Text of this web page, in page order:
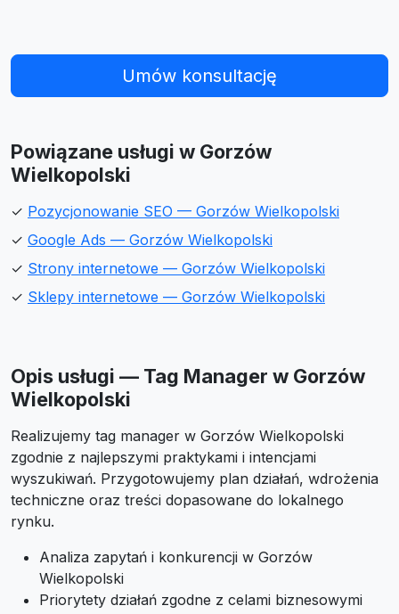
Umów konsultację
Powiązane usługi w Gorzów
Wielkopolski
✓ Pozycjonowanie SEO — Gorzów Wielkopolski
✓ Google Ads — Gorzów Wielkopolski
✓ Strony internetowe — Gorzów Wielkopolski
✓ Sklepy internetowe — Gorzów Wielkopolski
Opis usługi — Tag Manager w Gorzów
Wielkopolski
Realizujemy tag manager w Gorzów Wielkopolski
zgodnie z najlepszymi praktykami i intencjami
wyszukiwań. Przygotowujemy plan działań, wdrożenia
techniczne oraz treści dopasowane do lokalnego
rynku.
Analiza zapytań i konkurencji w Gorzów
Wielkopolski
Priorytety działań zgodne z celami biznesowymi